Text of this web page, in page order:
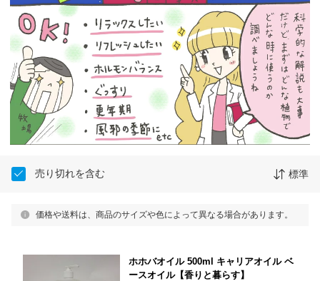
売り切れを含む 標準
価格や送料は、商品のサイズや色によって異なる場合があります。
ホホバオイル 500ml キャリアオイル ベ
ースオイル【香りと暮らす】